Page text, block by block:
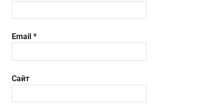
Email *
Сайт